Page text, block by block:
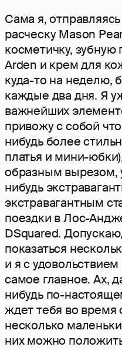
Сама я,
расческу Mason
косметичку, зубную
Arden и крем для
куда-то на неделю,
каждые два дня. Я
важнейших
привожу с собой
нибудь более
платья и мини-
образным вырезом,
нибудь
экстравагантным
поездки в Лос-
DSquared.
показаться
и я с
самое главное. Ах,
нибудь по-
ждет тебя во время
несколько
них можно